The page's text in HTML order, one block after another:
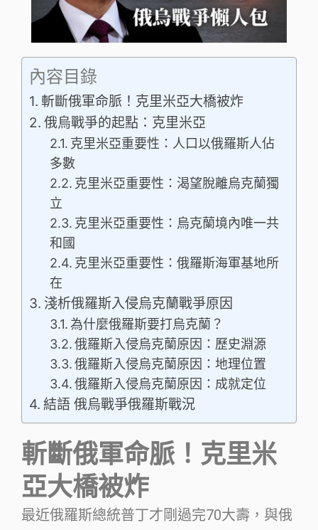
內容目錄
斬斷俄軍命脈！克里米亞大橋被炸
俄烏戰爭的起點：克里米亞
克里米亞重要性：人口以俄羅斯人佔
多數
克里米亞重要性：渴望脫離烏克蘭獨
立
克里米亞重要性：烏克蘭境內唯一共
和國
克里米亞重要性：俄羅斯海軍基地所
在
淺析俄羅斯入侵烏克蘭戰爭原因
為什麼俄羅斯要打烏克蘭？
俄羅斯入侵烏克蘭原因：歷史淵源
俄羅斯入侵烏克蘭原因：地理位置
俄羅斯入侵烏克蘭原因：成就定位
結語 俄烏戰爭俄羅斯戰況
斬斷俄軍命脈！克里米
亞大橋被炸
最近俄羅斯總統普丁才剛過完70大壽，與俄